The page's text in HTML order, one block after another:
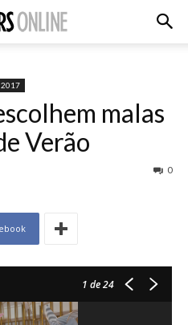
2017
malas
Verão
0
1 de 24